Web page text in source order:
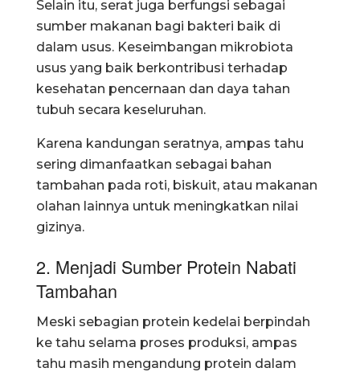
Selain itu, serat juga berfungsi sebagai
sumber makanan bagi bakteri baik di
dalam usus. Keseimbangan mikrobiota
usus yang baik berkontribusi terhadap
kesehatan pencernaan dan daya tahan
tubuh secara keseluruhan.
Karena kandungan seratnya, ampas tahu
sering dimanfaatkan sebagai bahan
tambahan pada roti, biskuit, atau makanan
olahan lainnya untuk meningkatkan nilai
gizinya.
2. Menjadi Sumber Protein Nabati
Tambahan
Meski sebagian protein kedelai berpindah
ke tahu selama proses produksi, ampas
tahu masih mengandung protein dalam